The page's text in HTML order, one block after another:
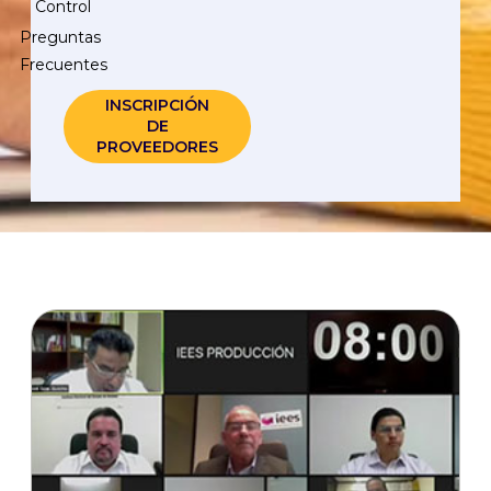
Control
Preguntas
Frecuentes
INSCRIPCIÓN
DE
PROVEEDORES